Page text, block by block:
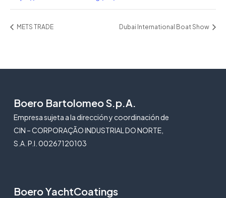
METS TRADE Dubai International Boat Show
Boero Bartolomeo S.p.A.
Empresa sujeta a la dirección y coordinación de
CIN – CORPORAÇÃO INDUSTRIAL DO NORTE,
S.A. P.I. 00267120103
Boero YachtCoatings